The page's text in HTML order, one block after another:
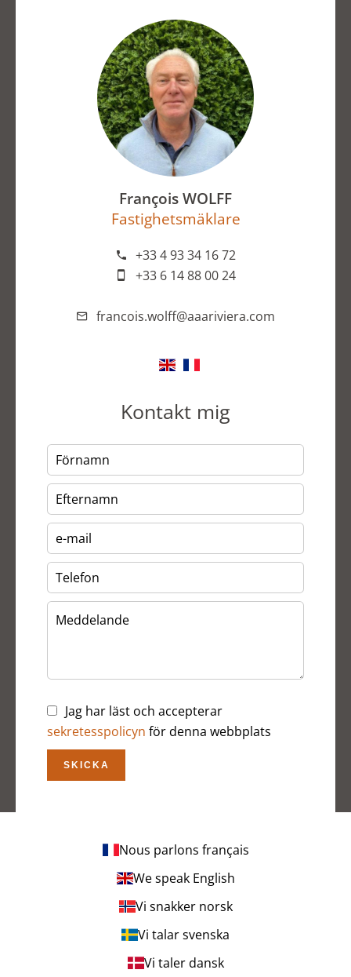
François WOLFF
Fastighetsmäklare
+33 4 93 34 16 72
+33 6 14 88 00 24
francois.wolff@aaariviera.com
Kontakt mig
Jag har läst och accepterar
sekretesspolicyn för denna webbplats
SKICKA
Nous parlons français
We speak English
Vi snakker norsk
Vi talar svenska
Vi taler dansk